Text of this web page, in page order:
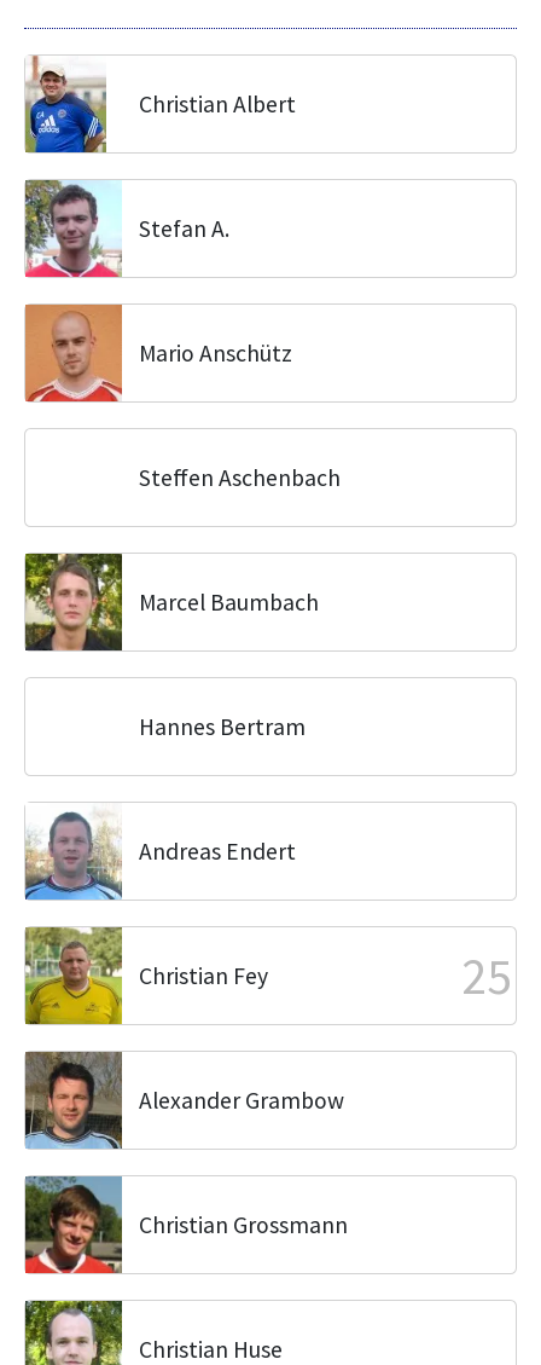
Christian Albert
Stefan A.
Mario Anschütz
Steffen Aschenbach
Marcel Baumbach
Hannes Bertram
Andreas Endert
Christian Fey 25
Alexander Grambow
Christian Grossmann
Christian Huse